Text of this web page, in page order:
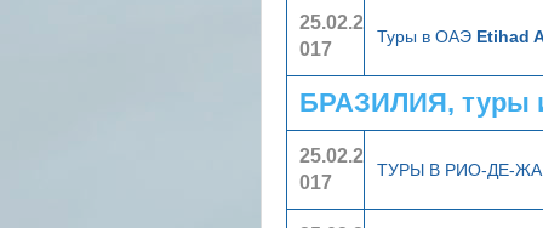
25.02.2
017
Туры в ОАЭ Etihad
БРАЗИЛИЯ, туры
25.02.2
017
ТУРЫ В РИО-ДЕ-